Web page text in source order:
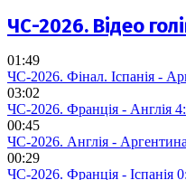
ЧС-2026. Відео
01:49
ЧС-2026. Фінал. Іспанія -
03:02
ЧС-2026. Франція - Англія
00:45
ЧС-2026. Англія -
00:29
ЧС-2026. Франція - Іспанія